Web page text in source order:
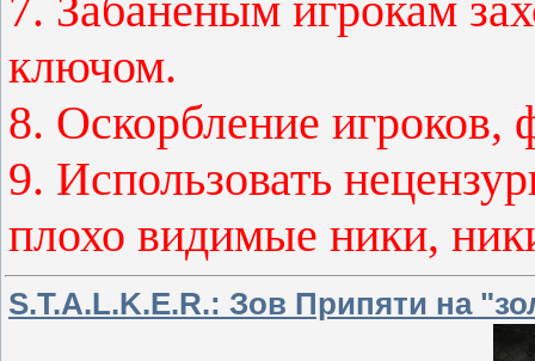
ключом.
8. Оскорбление игроков,
9. Использовать
плохо видимые ники,
S.T.A.L.K.E.R.: Зов Припяти на